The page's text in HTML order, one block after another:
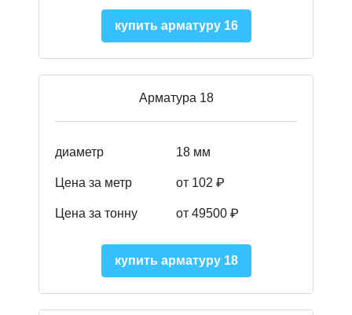
купить арматуру 16
Арматура 18
диаметр 18 мм
Цена за метр от 102 ₽
Цена за тонну от 49500 ₽
купить арматуру 18